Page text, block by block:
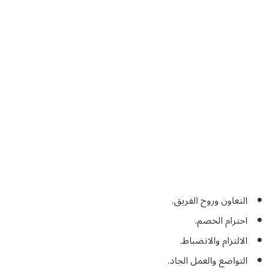
التعاون وروح الفريق.
احترام الخصم.
الالتزام والانضباط.
التواضع والعمل الجاد.